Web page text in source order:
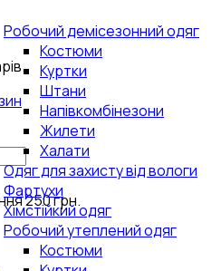
250 грн.
Робочий демісезонний одяг
Костюми
Куртки
Штани
Напівкомбінезони
Жилети
Халати
Одяг для захисту від вологи
Фартухи
Хімстійкий одяг
Робочий утеплений одяг
Костюми